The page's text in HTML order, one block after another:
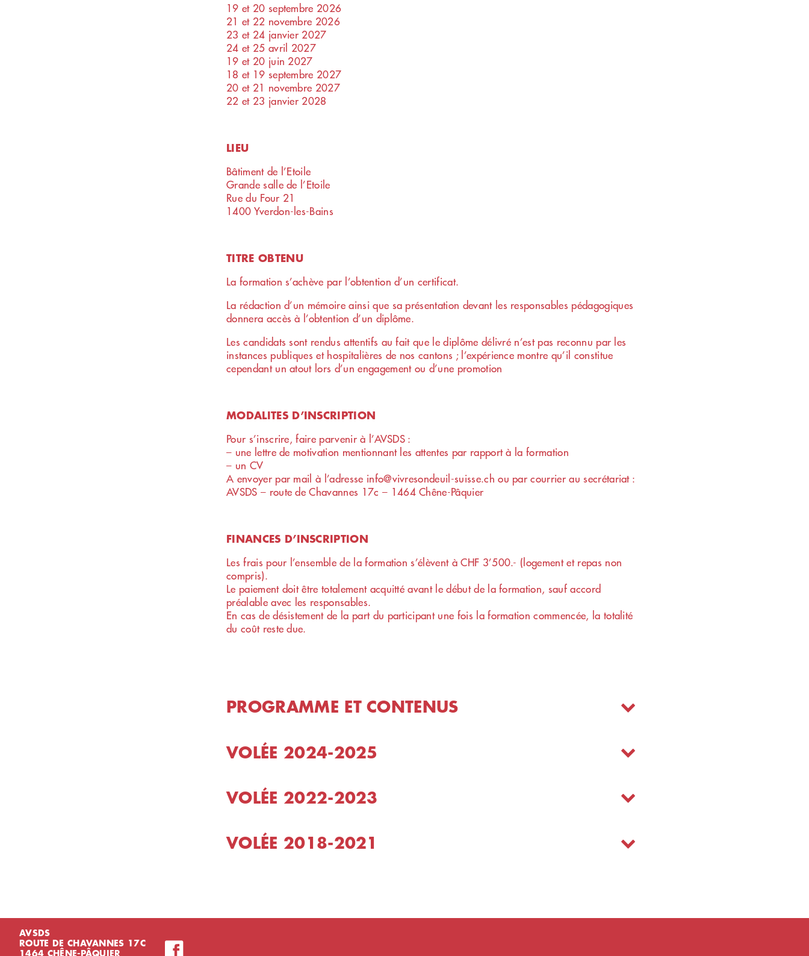
19 et 20 septembre 2026
21 et 22 novembre 2026
23 et 24 janvier 2027
24 et 25 avril 2027
19 et 20 juin 2027
18 et 19 septembre 2027
20 et 21 novembre 2027
22 et 23 janvier 2028
LIEU
Bâtiment de l’Etoile
Grande salle de l’Etoile
Rue du Four 21
1400 Yverdon-les-Bains
TITRE OBTENU
La formation s’achève par l’obtention d’un certificat.
La rédaction d’un mémoire ainsi que sa présentation devant les responsables pédagogiques
donnera accès à l’obtention d’un diplôme.
Les candidats sont rendus attentifs au fait que le diplôme délivré n’est pas reconnu par les
instances publiques et hospitalières de nos cantons ; l’expérience montre qu’il constitue
cependant un atout lors d’un engagement ou d’une promotion
MODALITES D’INSCRIPTION
Pour s’inscrire, faire parvenir à l’AVSDS :
– une lettre de motivation mentionnant les attentes par rapport à la formation
– un CV
A envoyer par mail à l’adresse info@vivresondeuil-suisse.ch ou par courrier au secrétariat :
AVSDS – route de Chavannes 17c – 1464 Chêne-Pâquier
FINANCES D’INSCRIPTION
Les frais pour l’ensemble de la formation s’élèvent à CHF 3’500.- (logement et repas non
compris).
Le paiement doit être totalement acquitté avant le début de la formation, sauf accord
préalable avec les responsables.
En cas de désistement de la part du participant une fois la formation commencée, la totalité
du coût reste due.
PROGRAMME ET CONTENUS
VOLÉE 2024-2025
VOLÉE 2022-2023
VOLÉE 2018-2021
AVSDS
ROUTE DE CHAVANNES 17C
1464 CHÊNE-PÂQUIER